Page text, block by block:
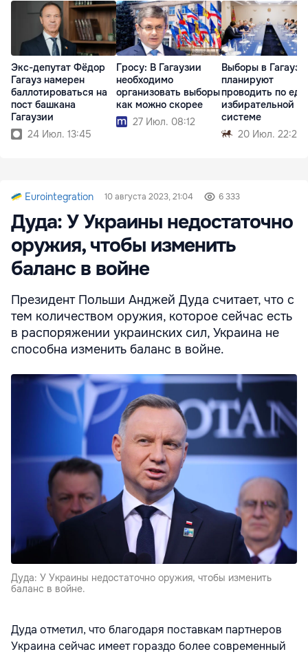
Экс-депутат Фёдор
Гагауз намерен
баллотироваться на
пост башкана
Гагаузии
24 Июл. 13:45
Гросу: В Гагаузии
необходимо
организовать выборы
как можно скорее
27 Июл. 08:12
Выборы в
планируют
проводить по
избирательной
системе
20 Июл. 22:22
Eurointegration 10 августа 2023, 21:04 6 333
Дуда: У Украины недостаточно
оружия, чтобы изменить
баланс в войне
Президент Польши Анджей Дуда считает, что с
тем количеством оружия, которое сейчас есть
в распоряжении украинских сил, Украина не
способна изменить баланс в войне.
Дуда: У Украины недостаточно оружия, чтобы изменить
баланс в войне.
Дуда отметил, что благодаря поставкам партнеров
Украина сейчас имеет гораздо более современный